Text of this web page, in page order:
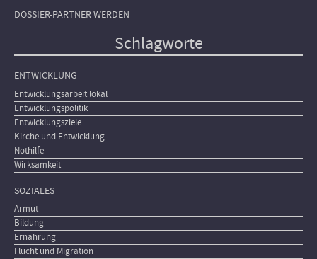
DOSSIER-PARTNER WERDEN
Schlagworte
ENTWICKLUNG
Entwicklungsarbeit lokal
Entwicklungspolitik
Entwicklungsziele
Kirche und Entwicklung
Nothilfe
Wirksamkeit
SOZIALES
Armut
Bildung
Ernährung
Flucht und Migration